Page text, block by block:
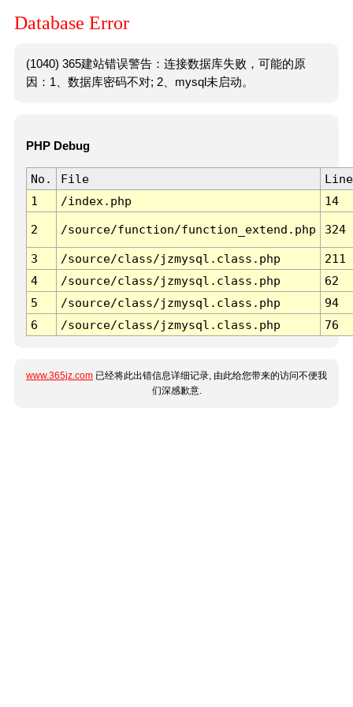
Database Error
(1040) 365建站错误警告：连接数据库失败，可能的原
因：1、数据库密码不对; 2、mysql未启动。
PHP Debug
No. File
Line
1
/index.php 14
2 /source/function/function_extend.php 324
3 /source/class/jzmysql.class.php
211
4
/source/class/jzmysql.class.php
62
5
/source/class/jzmysql.class.php
94
6
/source/class/jzmysql.class.php 76
www.365jz.com 已经将此出错信息详细记录, 由此给您带来的访问不便我
们深感歉意.